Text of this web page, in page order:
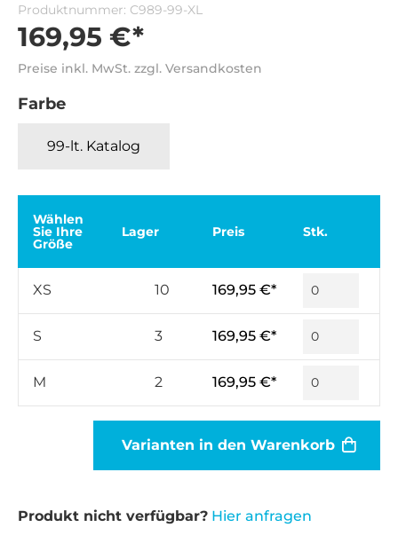
Produktnummer: C989-99-XL
169,95 €*
Preise inkl. MwSt. zzgl. Versandkosten
Farbe
99-lt. Katalog
Wählen
Sie Ihre
Größe
Lager Preis Stk.
XS 10 169,95 €*
S 3 169,95 €*
M 2 169,95 €*
Varianten in den Warenkorb
Produkt nicht verfügbar? Hier anfragen